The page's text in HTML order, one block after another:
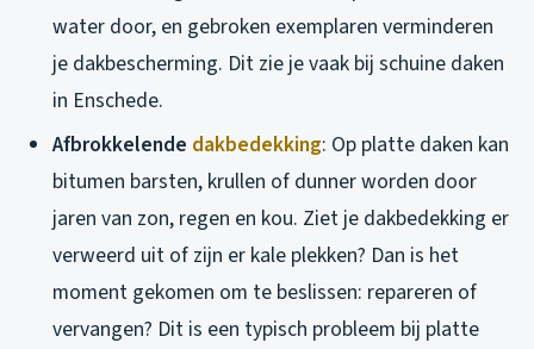
water door, en gebroken exemplaren verminderen
je dakbescherming. Dit zie je vaak bij schuine daken
in Enschede.
Afbrokkelende dakbedekking: Op platte daken kan
bitumen barsten, krullen of dunner worden door
jaren van zon, regen en kou. Ziet je dakbedekking er
verweerd uit of zijn er kale plekken? Dan is het
moment gekomen om te beslissen: repareren of
vervangen? Dit is een typisch probleem bij platte